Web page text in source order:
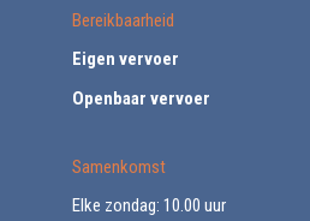
Bereikbaarheid
Eigen vervoer
Openbaar vervoer
Samenkomst
Elke zondag: 10.00 uur